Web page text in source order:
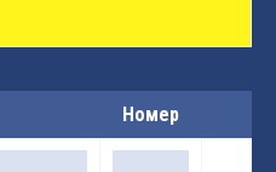
Номер